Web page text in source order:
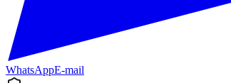
WhatsAppE-mail